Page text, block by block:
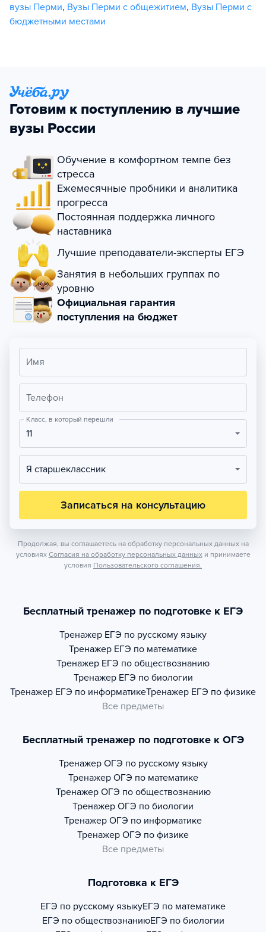
вузы Перми, Вузы Перми с общежитием, Вузы Перми с
бюджетными местами
Готовим к поступлению в лучшие
вузы России
Обучение в комфортном темпе без
стресса
Ежемесячные пробники и аналитика
прогресса
Постоянная поддержка личного
наставника
Лучшие преподаватели-эксперты ЕГЭ
Занятия в небольших группах по
уровню
Официальная гарантия
поступления на бюджет
Имя
Телефон
Класс, в который перешли
11
Я старшеклассник
Записаться на консультацию
Продолжая, вы соглашаетесь на обработку персональных данных на
условиях Согласия на обработку персональных данных и принимаете
условия Пользовательского соглашения.
Бесплатный тренажер по подготовке к ЕГЭ
Тренажер ЕГЭ по русскому языку
Тренажер ЕГЭ по математике
Тренажер ЕГЭ по обществознанию
Тренажер ЕГЭ по биологии
Тренажер ЕГЭ по информатикеТренажер ЕГЭ по физике
Все предметы
Бесплатный тренажер по подготовке к ОГЭ
Тренажер ОГЭ по русскому языку
Тренажер ОГЭ по математике
Тренажер ОГЭ по обществознанию
Тренажер ОГЭ по биологии
Тренажер ОГЭ по информатике
Тренажер ОГЭ по физике
Все предметы
Подготовка к ЕГЭ
ЕГЭ по русскому языкуЕГЭ по математике
ЕГЭ по обществознаниюЕГЭ по биологии